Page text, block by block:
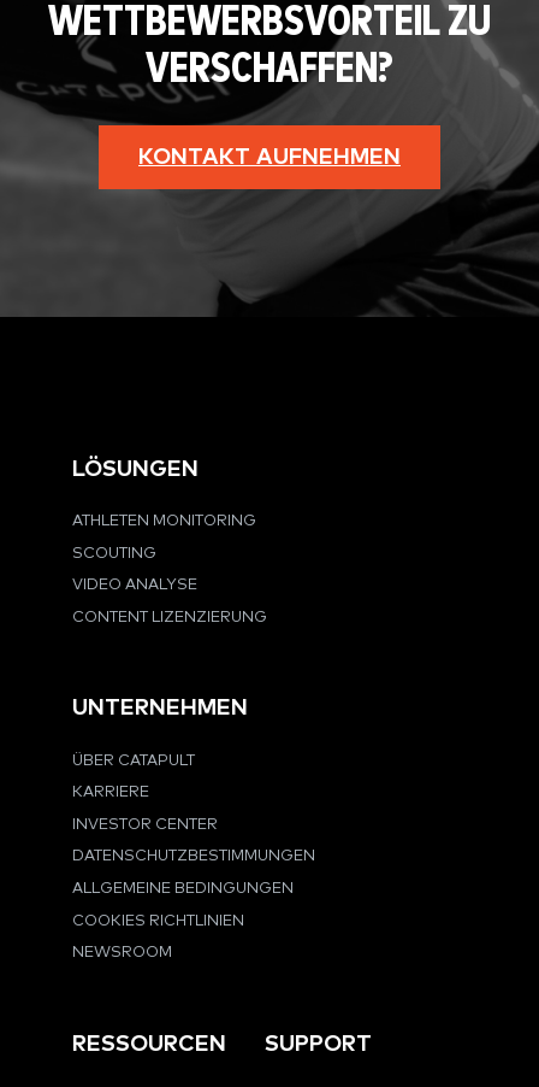
WETTBEWERBSVORTEIL ZU
VERSCHAFFEN?
KONTAKT AUFNEHMEN
LÖSUNGEN
ATHLETEN MONITORING
SCOUTING
VIDEO ANALYSE
CONTENT LIZENZIERUNG
UNTERNEHMEN
ÜBER CATAPULT
KARRIERE
INVESTOR CENTER
DATENSCHUTZBESTIMMUNGEN
ALLGEMEINE BEDINGUNGEN
COOKIES RICHTLINIEN
NEWSROOM
RESSOURCEN SUPPORT